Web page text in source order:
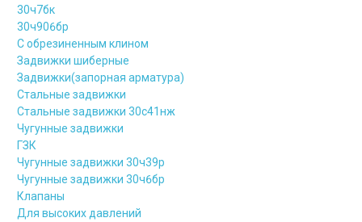
30ч7бк
30ч906бр
С обрезиненным клином
Задвижки шиберные
Задвижки(запорная арматура)
Стальные задвижки
Стальные задвижки 30с41нж
Чугунные задвижки
ГЗК
Чугунные задвижки 30ч39р
Чугунные задвижки 30ч6бр
Клапаны
Для высоких давлений